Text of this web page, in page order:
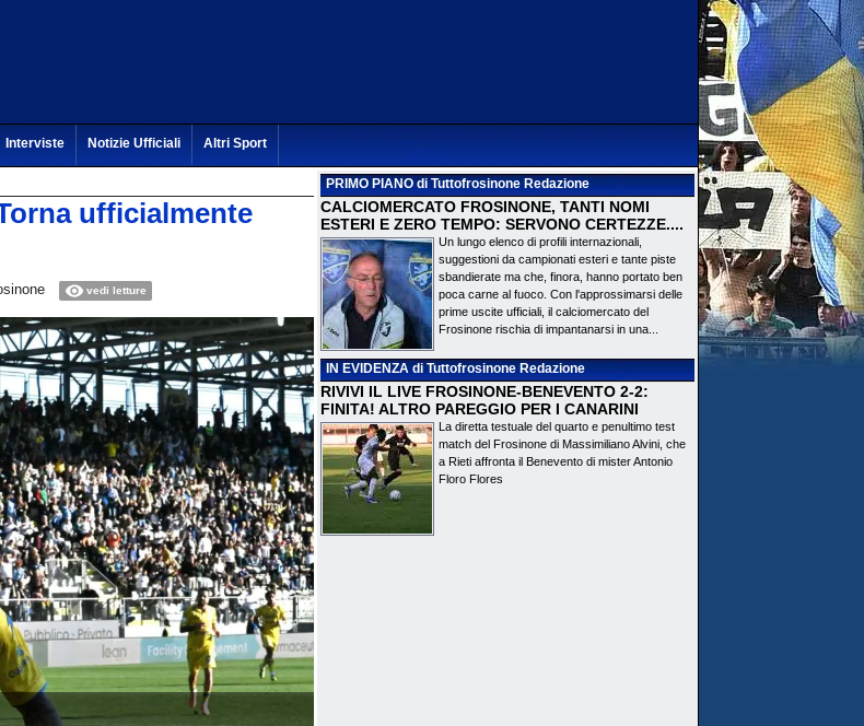
Interviste Notizie Ufficiali Altri Sport
ufficialmente
vedi letture
PRIMO PIANOdi Tuttofrosinone Redazione
CALCIOMERCATO FROSINONE, TANTI NOMI
ESTERI E ZERO TEMPO: SERVONO CERTEZZE....
Un lungo elenco di profili internazionali,
suggestioni da campionati esteri e tante piste
sbandierate ma che, finora, hanno portato ben
poca carne al fuoco. Con l'approssimarsi delle
prime uscite ufficiali, il calciomercato del
Frosinone rischia di impantanarsi in una...
IN EVIDENZAdi Tuttofrosinone Redazione
RIVIVI IL LIVE FROSINONE-BENEVENTO 2-2:
FINITA! ALTRO PAREGGIO PER I CANARINI
La diretta testuale del quarto e penultimo test
match del Frosinone di Massimiliano Alvini, che
a Rieti affronta il Benevento di mister Antonio
Floro Flores